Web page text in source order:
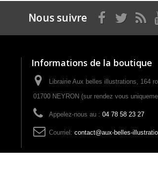
Nous suivre
Informations de la boutique
Librairie Aux belles illustrations, 164
01700 NEYRON (sur rendez vous
Appelez-nous au : 04 78 58 23 27
Courriel: contact@aux-belles-